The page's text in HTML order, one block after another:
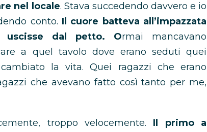
nel locale. Stava succedendo davvero e io
conto. Il cuore batteva all’impazzata
uscisse dal petto. Ormai mancavano
a quel tavolo dove erano seduti quei
la vita. Quei ragazzi che erano
che avevano fatto così tanto per me,
troppo velocemente. Il primo a